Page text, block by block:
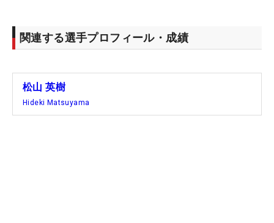
かったよ」と苦笑いを浮かべるしかなかった。
ス・イングリッシュ（米国）と、そのキャディを務
めるエリック・ラーソン氏だろう。
関連する選手プロフィール・成績
松山 英樹
Hideki Matsuyama